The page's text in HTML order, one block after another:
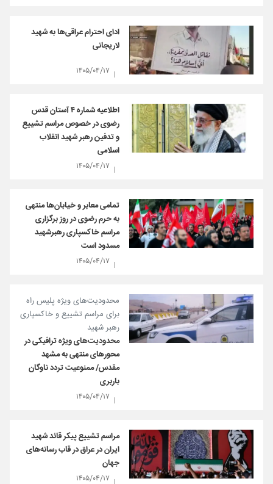
ادای احترام عراقی‌ها به شهید
لاریجانی
۱۴۰۵/۰۴/۱۷
اطلاعیه شماره ۴ آستان قدس
رضوی در خصوص مراسم تشییع
و تدفین رهبر شهید انقلاب
اسلامی
۱۴۰۵/۰۴/۱۷
تمامی معابر و خیابان‌ها منتهی
به حرم رضوی در روز برگزاری
مراسم خاکسپاری رهبرشهید
مسدود است
۱۴۰۵/۰۴/۱۷
محدودیت‌های ویژه پلیس راه
برای مراسم تشییع و خاکسپاری
رهبر شهید
محدودیت‌های ویژه ترافیکی در
محورهای منتهی به مشهد
مقدس/ ممنوعیت تردد ناوگان
باربری
۱۴۰۵/۰۴/۱۷
مراسم تشییع پیکر قائد شهید
ایران در عراق در قاب رسانه‌های
جهان
۱۴۰۵/۰۴/۱۷